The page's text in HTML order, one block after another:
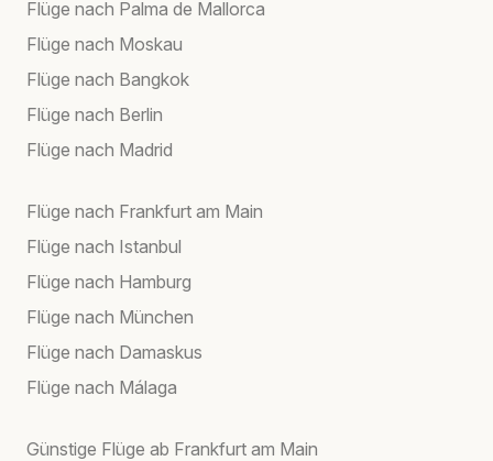
Flüge nach Palma de Mallorca
Flüge nach Moskau
Flüge nach Bangkok
Flüge nach Berlin
Flüge nach Madrid
Flüge nach Frankfurt am Main
Flüge nach Istanbul
Flüge nach Hamburg
Flüge nach München
Flüge nach Damaskus
Flüge nach Málaga
Günstige Flüge ab Frankfurt am Main